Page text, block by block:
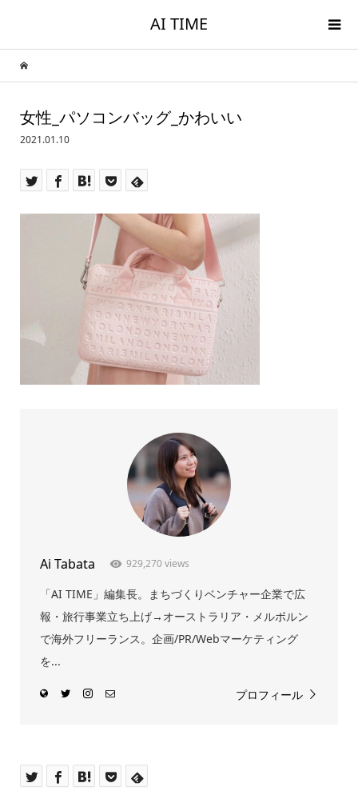
AI TIME
女性_パソコンバッグ_かわいい
2021.01.10
Ai Tabata 929,270 views
「AI TIME」編集長。まちづくりベンチャー企業で広
報・旅行事業立ち上げ→オーストラリア・メルボルン
で海外フリーランス。企画/PR/Webマーケティング
を...
プロフィール